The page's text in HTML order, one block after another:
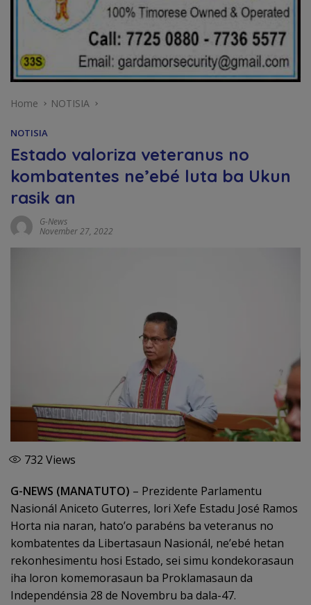
Home NOTISIA
NOTISIA
Estado valoriza veteranus no
kombatentes ne’ebé luta ba Ukun
rasik an
G-News
November 27, 2022
732 Views
G-NEWS (MANATUTO) – Prezidente Parlamentu
Nasionál Aniceto Guterres, lori Xefe Estadu José Ramos
Horta nia naran, hato’o parabéns ba veteranus no
kombatentes da Libertasaun Nasionál, ne’ebé hetan
rekonhesimentu hosi Estado, sei simu kondekorasaun
iha loron komemorasaun ba Proklamasaun da
Independénsia 28 de Novembru ba dala-47.